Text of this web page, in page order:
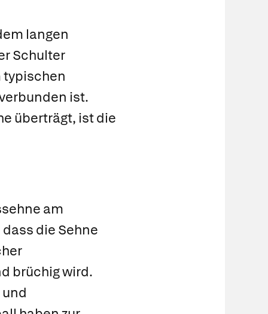
langen
Schulter
typischen
ist.
überträgt, ist die
am
die Sehne
brüchig wird.